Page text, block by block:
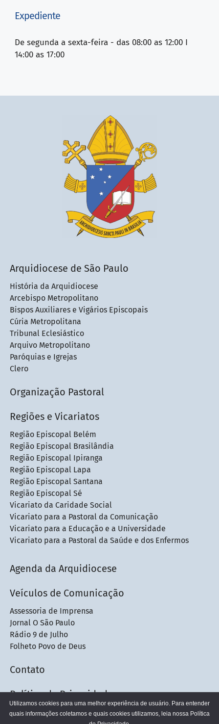
Expediente
De segunda a sexta-feira - das 08:00 as 12:00 I
14:00 as 17:00
Arquidiocese de São Paulo
História da Arquidiocese
Arcebispo Metropolitano
Bispos Auxiliares e Vigários Episcopais
Cúria Metropolitana
Tribunal Eclesiástico
Arquivo Metropolitano
Paróquias e Igrejas
Clero
Organização Pastoral
Regiões e Vicariatos
Região Episcopal Belém
Região Episcopal Brasilândia
Região Episcopal Ipiranga
Região Episcopal Lapa
Região Episcopal Santana
Região Episcopal Sé
Vicariato da Caridade Social
Vicariato para a Pastoral da Comunicação
Vicariato para a Educação e a Universidade
Vicariato para a Pastoral da Saúde e dos Enfermos
Agenda da Arquidiocese
Veículos de Comunicação
Assessoria de Imprensa
Jornal O São Paulo
Rádio 9 de Julho
Folheto Povo de Deus
Contato
Política de Privacidade
Utilizamos cookies para uma melhor experiência de usuário. Para entender
quais informações coletamos e quais cookies utilizamos, leia nossa Política